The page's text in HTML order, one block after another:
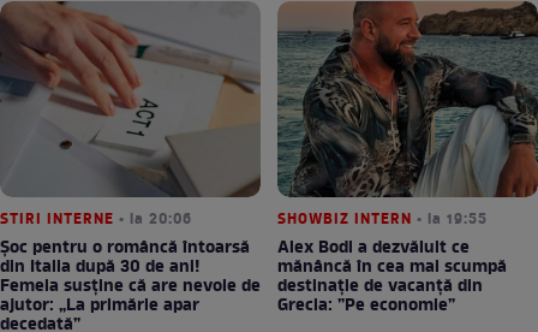
STIRI INTERNE • la 20:06
Șoc pentru o româncă întoarsă
din Italia după 30 de ani!
Femeia susține că are nevoie de
ajutor: „La primărie apar
decedată”
SHOWBIZ INTERN • la 19:55
Alex Bodi a dezvăluit ce
mănâncă în cea mai scumpă
destinație de vacanță din
Grecia: ”Pe economie”